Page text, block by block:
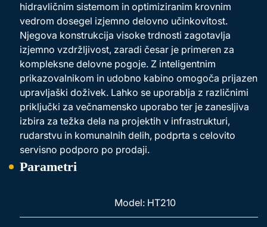
hidravličnim sistemom in optimiziranim krovnim
vedrom dosegel izjemno delovno učinkovitost.
Njegova konstrukcija visoke trdnosti zagotavlja
izjemno vzdržljivost, zaradi česar je primeren za
kompleksne delovne pogoje. Z inteligentnim
prikazovalnikom in udobno kabino omogoča prijazen
upravljaški doživek. Lahko se uporablja z različnimi
priključki za večnamensko uporabo ter je zanesljiva
izbira za težka dela na projektih v infrastrukturi,
rudarstvu in komunalnih delih, podprta s celovito
servisno podporo po prodaji.
Parametri
Model: HT210